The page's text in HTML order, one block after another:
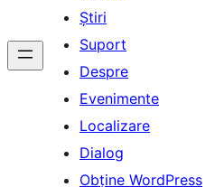
Știri
Suport
Despre
Evenimente
Localizare
Dialog
Obține WordPress